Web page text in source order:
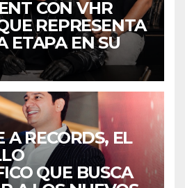
CON VHR
REPRESENTA
ETAPA EN SU
A RECORDS, EL
QUE BUSCA